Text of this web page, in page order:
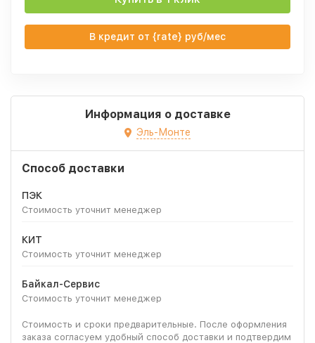
В кредит от {rate} руб/мес
Информация о доставке
Эль-Монте
Способ доставки
ПЭК
Стоимость уточнит менеджер
КИТ
Стоимость уточнит менеджер
Байкал-Сервис
Стоимость уточнит менеджер
Стоимость и сроки предварительные. После оформления
заказа согласуем удобный способ доставки и подтвердим